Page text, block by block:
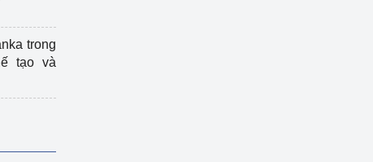
trong
tạo và